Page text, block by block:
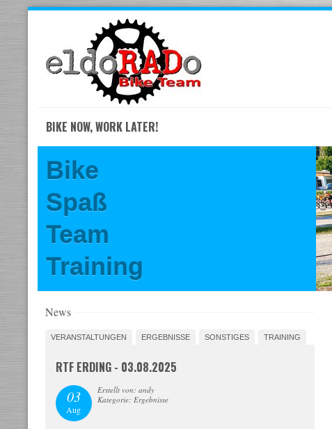
content
BIKE NOW, WORK LATER!
Bike
Spaß
Team
Training
News
VERANSTALTUNGEN ERGEBNISSE SONSTIGES TRAINING
RTF ERDING - 03.08.2025
03
Aug
Erstellt von: andy
Kategorie: Ergebnisse